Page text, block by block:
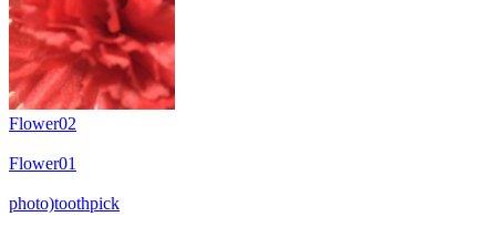
Flower02
Flower01
photo)toothpick